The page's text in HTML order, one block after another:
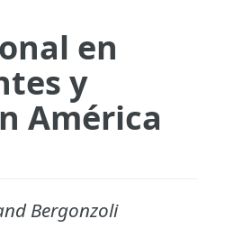
en
y
América
Bergonzoli